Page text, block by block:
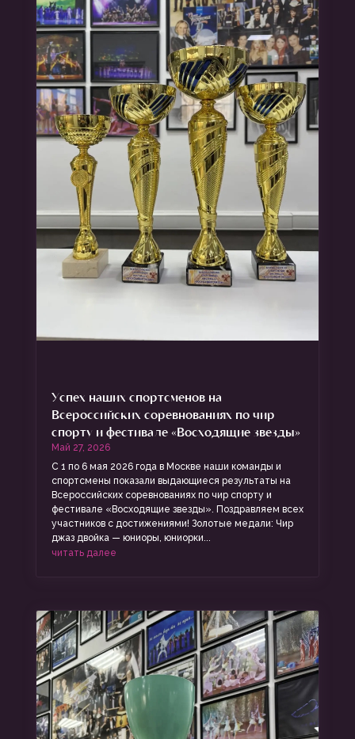
Успех наших спортсменов на
Всероссийских соревнованиях по чир
спорту и фестивале «Восходящие звезды»
Май 27, 2026
С 1 по 6 мая 2026 года в Москве наши команды и
спортсмены показали выдающиеся результаты на
Всероссийских соревнованиях по чир спорту и
фестивале «Восходящие звезды». Поздравляем всех
участников с достижениями! Золотые медали: Чир
джаз двойка — юниоры, юниорки...
читать далее